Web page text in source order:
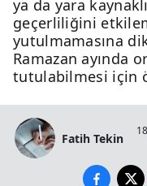
ya da yara
geçerliliğini
yutulmamasına
Ramazan ayında
tutulabilmesi için
Fatih Tekin